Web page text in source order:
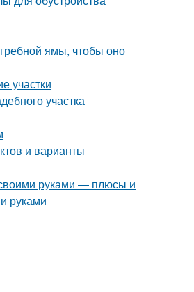
ямы, чтобы оно
участки
участка
и варианты
руками — плюсы и
руками